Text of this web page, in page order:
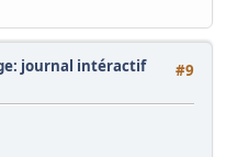
#9
journal intéractif